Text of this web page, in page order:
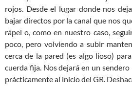
rojos. Desde el lugar donde nos
bajar directos por la canal que nos
rápel o, como en nuestro caso,
poco, pero volviendo a subir
cerca de la pared (es algo lioso)
cuerda fija. Nos dejará en un
prácticamente al inicio del GR.